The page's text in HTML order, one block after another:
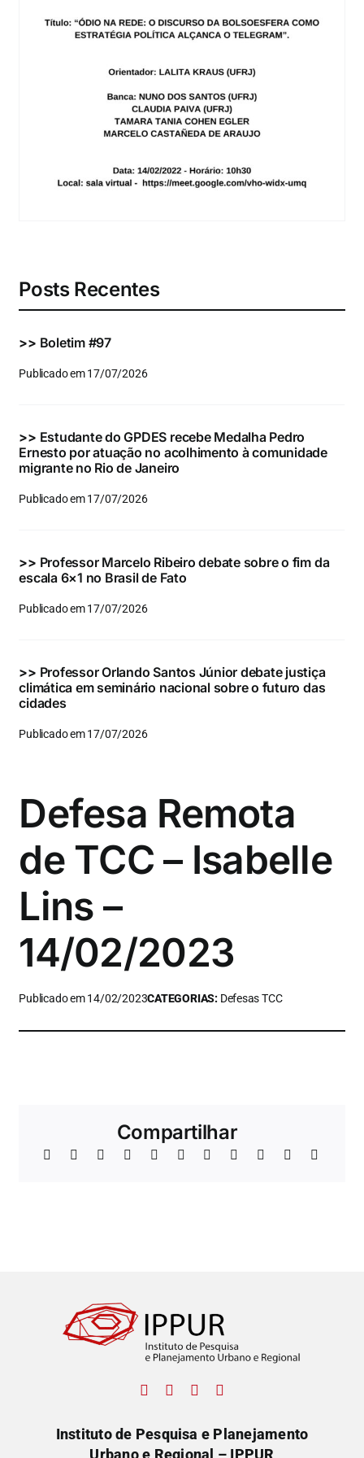
Posts Recentes
>> Boletim #97
Publicado em 17/07/2026
>> Estudante do GPDES recebe Medalha Pedro
Ernesto por atuação no acolhimento à comunidade
migrante no Rio de Janeiro
Publicado em 17/07/2026
>> Professor Marcelo Ribeiro debate sobre o fim da
escala 6×1 no Brasil de Fato
Publicado em 17/07/2026
>> Professor Orlando Santos Júnior debate justiça
climática em seminário nacional sobre o futuro das
cidades
Publicado em 17/07/2026
Defesa Remota
de TCC – Isabelle
Lins –
14/02/2023
Publicado em 14/02/2023CATEGORIAS: Defesas TCC
Compartilhar
Instituto de Pesquisa e Planejamento
Urbano e Regional – IPPUR